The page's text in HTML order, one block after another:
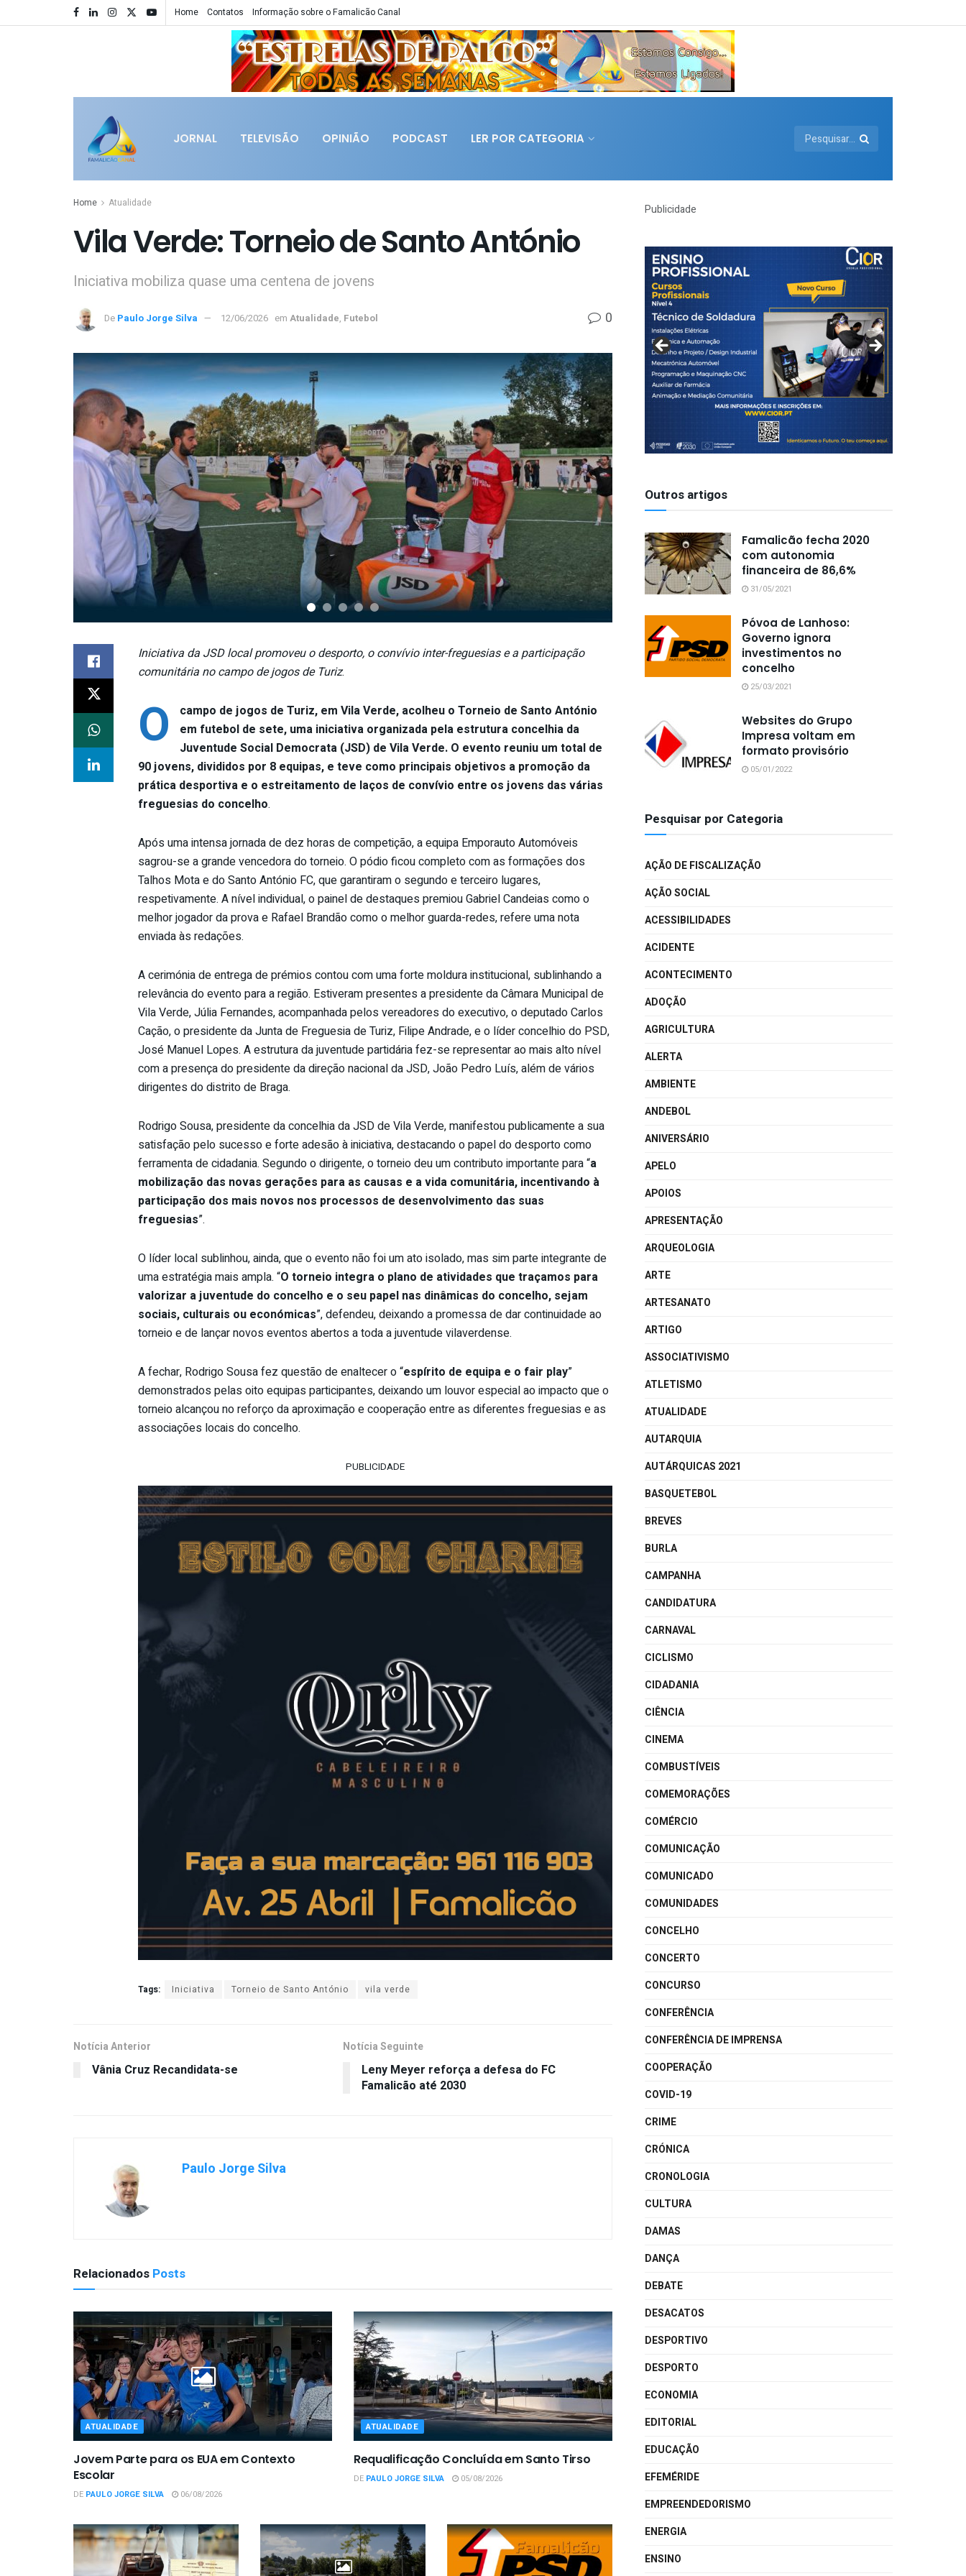
Home Contatos Informação sobre o Famalicão Canal
JORNAL TELEVISÃO OPINIÃO PODCAST LER POR CATEGORIA
Home Atualidade
Vila Verde: Torneio de Santo António
Iniciativa mobiliza quase uma centena de jovens
De Paulo Jorge Silva 12/06/2026 em Atualidade, Futebol 0
Iniciativa da JSD local promoveu o desporto, o convívio inter-freguesias e a participação
comunitária no campo de jogos de Turiz.
O
campo de jogos de Turiz, em Vila Verde, acolheu o Torneio de Santo António
em futebol de sete, uma iniciativa organizada pela estrutura concelhia da
Juventude Social Democrata (JSD) de Vila Verde. O evento reuniu um total de
90 jovens, divididos por 8 equipas, e teve como principais objetivos a promoção da
prática desportiva e o estreitamento de laços de convívio entre os jovens das várias
freguesias do concelho.
Após uma intensa jornada de dez horas de competição, a equipa Emporauto Automóveis
sagrou-se a grande vencedora do torneio. O pódio ficou completo com as formações dos
Talhos Mota e do Santo António FC, que garantiram o segundo e terceiro lugares,
respetivamente. A nível individual, o painel de destaques premiou Gabriel Candeias como o
melhor jogador da prova e Rafael Brandão como o melhor guarda-redes, refere uma nota
enviada às redações.
A cerimónia de entrega de prémios contou com uma forte moldura institucional, sublinhando a
relevância do evento para a região. Estiveram presentes a presidente da Câmara Municipal de
Vila Verde, Júlia Fernandes, acompanhada pelos vereadores do executivo, o deputado Carlos
Cação, o presidente da Junta de Freguesia de Turiz, Filipe Andrade, e o líder concelhio do PSD,
José Manuel Lopes. A estrutura da juventude partidária fez-se representar ao mais alto nível
com a presença do presidente da direção nacional da JSD, João Pedro Luís, além de vários
dirigentes do distrito de Braga.
Rodrigo Sousa, presidente da concelhia da JSD de Vila Verde, manifestou publicamente a sua
satisfação pelo sucesso e forte adesão à iniciativa, destacando o papel do desporto como
ferramenta de cidadania. Segundo o dirigente, o torneio deu um contributo importante para “a
mobilização das novas gerações para as causas e a vida comunitária, incentivando à
participação dos mais novos nos processos de desenvolvimento das suas
freguesias”.
O líder local sublinhou, ainda, que o evento não foi um ato isolado, mas sim parte integrante de
uma estratégia mais ampla. “O torneio integra o plano de atividades que traçamos para
valorizar a juventude do concelho e o seu papel nas dinâmicas do concelho, sejam
sociais, culturais ou económicas”, defendeu, deixando a promessa de dar continuidade ao
torneio e de lançar novos eventos abertos a toda a juventude vilaverdense.
A fechar, Rodrigo Sousa fez questão de enaltecer o “espírito de equipa e o fair play”
demonstrados pelas oito equipas participantes, deixando um louvor especial ao impacto que o
torneio alcançou no reforço da aproximação e cooperação entre as diferentes freguesias e as
associações locais do concelho.
PUBLICIDADE
Tags: Iniciativa Torneio de Santo António vila verde
Notícia Anterior
Vânia Cruz Recandidata-se
Notícia Seguinte
Leny Meyer reforça a defesa do FC
Famalicão até 2030
Paulo Jorge Silva
Relacionados Posts
ATUALIDADE
Jovem Parte para os EUA em Contexto
Escolar
DE PAULO JORGE SILVA 06/08/2026
ATUALIDADE
Requalificação Concluída em Santo Tirso
DE PAULO JORGE SILVA 05/08/2026
Publicidade
Outros artigos
Famalicão fecha 2020
com autonomia
financeira de 86,6%
31/05/2021
Póvoa de Lanhoso:
Governo ignora
investimentos no
concelho
25/03/2021
Websites do Grupo
Impresa voltam em
formato provisório
05/01/2022
Pesquisar por Categoria
AÇÃO DE FISCALIZAÇÃO
AÇÃO SOCIAL
ACESSIBILIDADES
ACIDENTE
ACONTECIMENTO
ADOÇÃO
AGRICULTURA
ALERTA
AMBIENTE
ANDEBOL
ANIVERSÁRIO
APELO
APOIOS
APRESENTAÇÃO
ARQUEOLOGIA
ARTE
ARTESANATO
ARTIGO
ASSOCIATIVISMO
ATLETISMO
ATUALIDADE
AUTARQUIA
AUTÁRQUICAS 2021
BASQUETEBOL
BREVES
BURLA
CAMPANHA
CANDIDATURA
CARNAVAL
CICLISMO
CIDADANIA
CIÊNCIA
CINEMA
COMBUSTÍVEIS
COMEMORAÇÕES
COMÉRCIO
COMUNICAÇÃO
COMUNICADO
COMUNIDADES
CONCELHO
CONCERTO
CONCURSO
CONFERÊNCIA
CONFERÊNCIA DE IMPRENSA
COOPERAÇÃO
COVID-19
CRIME
CRÓNICA
CRONOLOGIA
CULTURA
DAMAS
DANÇA
DEBATE
DESACATOS
DESPORTIVO
DESPORTO
ECONOMIA
EDITORIAL
EDUCAÇÃO
EFEMÉRIDE
EMPREENDEDORISMO
ENERGIA
ENSINO